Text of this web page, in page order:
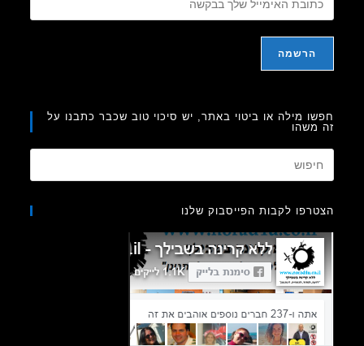
מילה או ביטוי באתר, יש סיכוי טוב שכבר כתבנו על
Escape
לקבות הפייסבוק שלנו